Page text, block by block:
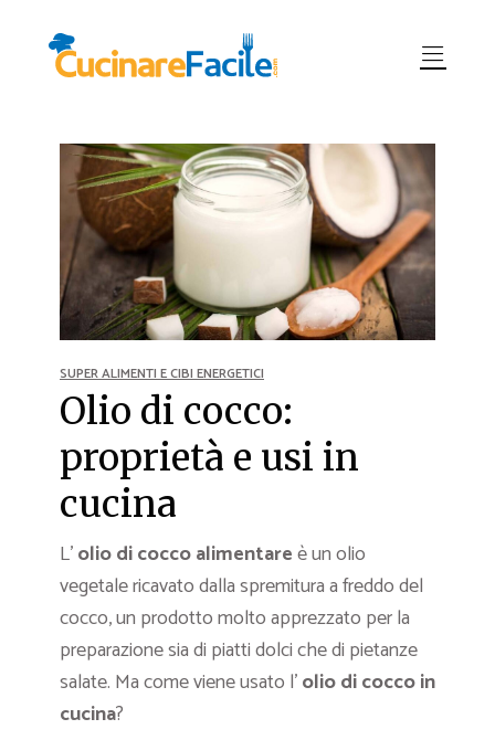
SUPER ALIMENTI E CIBI ENERGETICI
Olio di cocco:
proprietà e usi in
cucina
L’olio di cocco alimentareè un olio
vegetale ricavato dalla spremitura a freddo del
cocco, un prodotto molto apprezzato per la
preparazione sia di piatti dolci che di pietanze
salate. Ma come viene usato l’olio di cocco in
cucina?